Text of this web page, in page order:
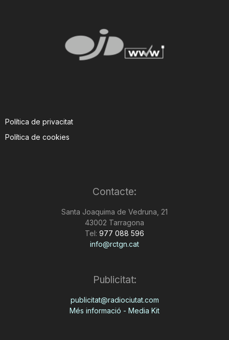
Política de privacitat
Política de cookies
Contacte:
Santa Joaquima de Vedruna, 21
43002 Tarragona
Tel: 977 088 596
info@rctgn.cat
Publicitat:
publicitat@radiociutat.com
Més informació - Media Kit